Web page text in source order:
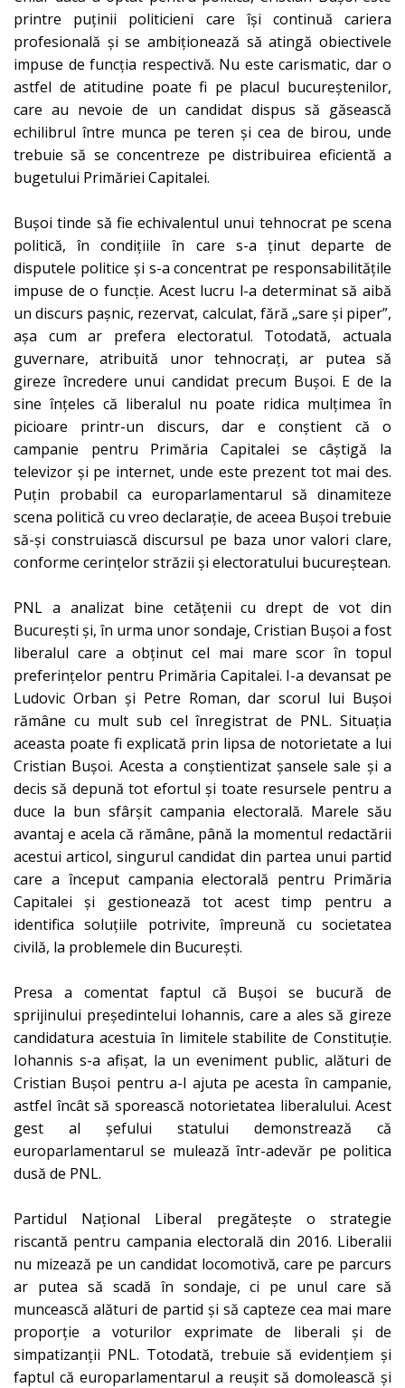
printre puținii politicieni care își continuă cariera
profesională și se ambiționează să atingă obiectivele
impuse de funcția respectivă. Nu este carismatic, dar o
astfel de atitudine poate fi pe placul bucureștenilor,
care au nevoie de un candidat dispus să găsească
echilibrul între munca pe teren și cea de birou, unde
trebuie să se concentreze pe distribuirea eficientă a
bugetului Primăriei Capitalei.
Bușoi tinde să fie echivalentul unui tehnocrat pe scena
politică, în condițiile în care s-a ținut departe de
disputele politice și s-a concentrat pe responsabilitățile
impuse de o funcție. Acest lucru l-a determinat să aibă
un discurs pașnic, rezervat, calculat, fără „sare și piper”,
așa cum ar prefera electoratul. Totodată, actuala
guvernare, atribuită unor tehnocrați, ar putea să
gireze încredere unui candidat precum Bușoi. E de la
sine înțeles că liberalul nu poate ridica mulțimea în
picioare printr-un discurs, dar e conștient că o
campanie pentru Primăria Capitalei se câștigă la
televizor și pe internet, unde este prezent tot mai des.
Puțin probabil ca europarlamentarul să dinamiteze
scena politică cu vreo declarație, de aceea Bușoi trebuie
să-și construiască discursul pe baza unor valori clare,
conforme cerințelor străzii și electoratului bucureștean.
PNL a analizat bine cetățenii cu drept de vot din
București și, în urma unor sondaje, Cristian Bușoi a fost
liberalul care a obținut cel mai mare scor în topul
preferințelor pentru Primăria Capitalei. I-a devansat pe
Ludovic Orban și Petre Roman, dar scorul lui Bușoi
rămâne cu mult sub cel înregistrat de PNL. Situația
aceasta poate fi explicată prin lipsa de notorietate a lui
Cristian Bușoi. Acesta a conștientizat șansele sale și a
decis să depună tot efortul și toate resursele pentru a
duce la bun sfârșit campania electorală. Marele său
avantaj e acela că rămâne, până la momentul redactării
acestui articol, singurul candidat din partea unui partid
care a început campania electorală pentru Primăria
Capitalei și gestionează tot acest timp pentru a
identifica soluțiile potrivite, împreună cu societatea
civilă, la problemele din București.
Presa a comentat faptul că Bușoi se bucură de
sprijinului președintelui Iohannis, care a ales să gireze
candidatura acestuia în limitele stabilite de Constituție.
Iohannis s-a afișat, la un eveniment public, alături de
Cristian Bușoi pentru a-l ajuta pe acesta în campanie,
astfel încât să sporească notorietatea liberalului. Acest
gest al șefului statului demonstrează că
europarlamentarul se mulează într-adevăr pe politica
dusă de PNL.
Partidul Național Liberal pregătește o strategie
riscantă pentru campania electorală din 2016. Liberalii
nu mizează pe un candidat locomotivă, care pe parcurs
ar putea să scadă în sondaje, ci pe unul care să
muncească alături de partid și să capteze cea mai mare
proporție a voturilor exprimate de liberali și de
simpatizanții PNL. Totodată, trebuie să evidențiem și
faptul că europarlamentarul a reușit să domolească și